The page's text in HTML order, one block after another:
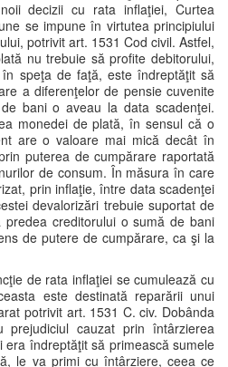
decizii cu rata inflaţiei, Curtea
se impune în virtutea principiului
potrivit art. 1531 Cod civil. Astfel,
nu trebuie să profite debitorului,
speţa de faţă, este îndreptăţit să
a diferenţelor de pensie cuvenite
bani o aveau la data scadenţei.
monedei de plată, în sensul că o
are o valoare mai mică decât în
puterea de cumpărare raportată
de consum. În măsura în care
prin inflaţie, între data scadenţei
devalorizări trebuie suportat de
creditorului o sumă de bani
de putere de cumpărare, ca şi la
de rata inflaţiei se cumulează cu
este destinată reparării unui
potrivit art. 1531 C. civ. Dobânda
prejudiciul cauzat prin întârzierea
îndreptăţit să primească sumele
le va primi cu întârziere, ceea ce